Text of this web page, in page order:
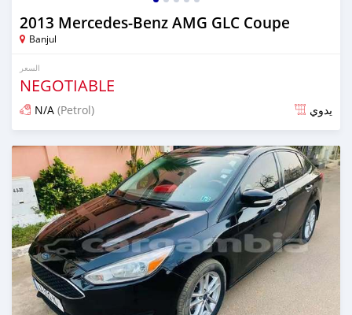
2013 Mercedes-Benz AMG GLC Coupe
Banjul
السعر
NEGOTIABLE
N/A (Petrol) يدوي
تم النشر منذ 24 يوم مضت